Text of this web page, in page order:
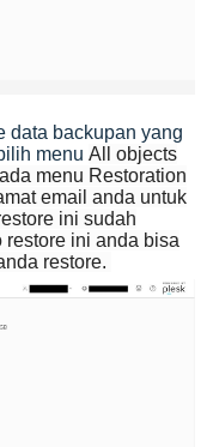
data backupan yang
menu All objects
menu Restoration
email anda untuk
ini sudah
restore ini anda bisa
restore.